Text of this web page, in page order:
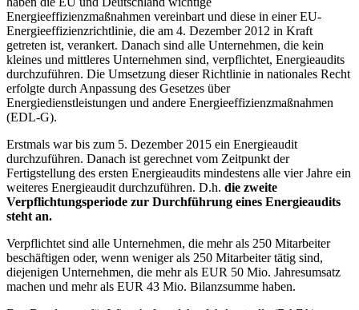
Energieeffizienzmaßnahmen vereinbart und diese in einer EU-
Energieeffizienzrichtlinie, die am 4. Dezember 2012 in Kraft
getreten ist, verankert. Danach sind alle Unternehmen, die kein
kleines und mittleres Unternehmen sind, verpflichtet, Energieaudits
durchzuführen. Die Umsetzung dieser Richtlinie in nationales Recht
erfolgte durch Anpassung des Gesetzes über
Energiedienstleistungen und andere Energieeffizienzmaßnahmen
(EDL-G).
Erstmals war bis zum 5. Dezember 2015 ein Energieaudit
durchzuführen. Danach ist gerechnet vom Zeitpunkt der
Fertigstellung des ersten Energieaudits mindestens alle vier Jahre ein
weiteres Energieaudit durchzuführen. D.h. die zweite
Verpflichtungsperiode zur Durchführung eines Energieaudits
steht an.
Verpflichtet sind alle Unternehmen, die mehr als 250 Mitarbeiter
beschäftigen oder, wenn weniger als 250 Mitarbeiter tätig sind,
diejenigen Unternehmen, die mehr als EUR 50 Mio. Jahresumsatz
machen und mehr als EUR 43 Mio. Bilanzsumme haben.